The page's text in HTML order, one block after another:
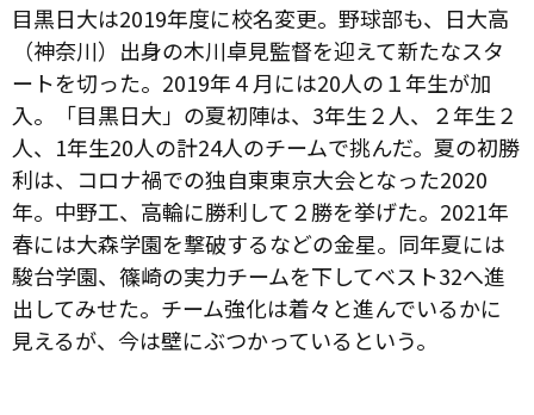
目黒日大は2019年度に校名変更。野球部も、日大高
（神奈川）出身の木川卓見監督を迎えて新たなスタ
ートを切った。2019年４月には20人の１年生が加
入。「目黒日大」の夏初陣は、3年生２人、２年生２
人、1年生20人の計24人のチームで挑んだ。夏の初勝
利は、コロナ禍での独自東東京大会となった2020
年。中野工、高輪に勝利して２勝を挙げた。2021年
春には大森学園を撃破するなどの金星。同年夏には
駿台学園、篠崎の実力チームを下してベスト32へ進
出してみせた。チーム強化は着々と進んでいるかに
見えるが、今は壁にぶつかっているという。